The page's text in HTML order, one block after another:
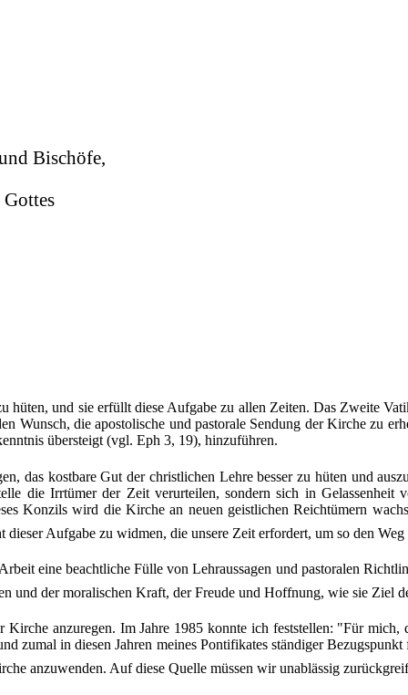
Bischöfe,
hüten, und sie erfüllt diese Aufgabe zu allen Zeiten. Das Zweite
Wunsch, die apostolische und pastorale Sendung der Kirche zu
übersteigt (vgl. Eph 3, 19), hinzuführen.
das kostbare Gut der christlichen Lehre besser zu hüten und
die Irrtümer der Zeit verurteilen, sondern sich in
Konzils wird die Kirche an neuen geistlichen Reichtümern
Aufgabe zu widmen, die unsere Zeit erfordert, um so den
eine beachtliche Fülle von Lehraussagen und pastoralen
und der moralischen Kraft, der Freude und Hoffnung, wie sie Ziel
anzuregen. Im Jahre 1985 konnte ich feststellen: "Für
zumal in diesen Jahren meines Pontifikates ständiger
anzuwenden. Auf diese Quelle müssen wir unablässig